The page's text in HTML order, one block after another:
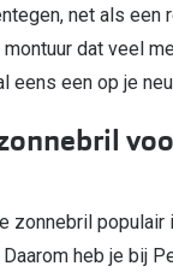
net als een
dat veel
eens een op je
zonnebril populair
heb je bij